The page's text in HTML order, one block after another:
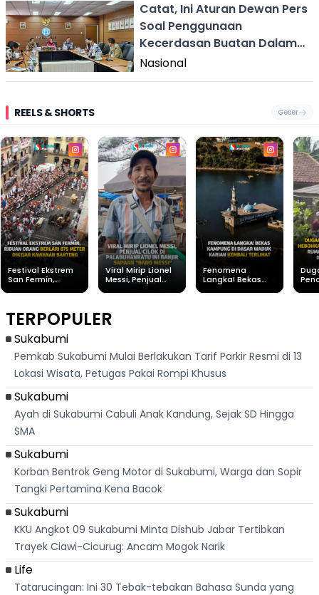
Catat, Ini Aturan Dewan Pers
Soal Penggunaan
Kecerdasan Buatan Dalam
Karya Jurnalistik
Nasional
REELS & SHORTS Geser
Festival Ekstrem
San Fermín,
Banteng
Viral Mirip Lionel
Messi, Penjual
"Bang Messi"
Fenomena
Langka! Bekas
TERPOPULER
Sukabumi
Pemkab Sukabumi Mulai Berlakukan Tarif Parkir Resmi di 13
Lokasi Wisata, Petugas Pakai Rompi Khusus
Sukabumi
Ayah di Sukabumi Cabuli Anak Kandung, Sejak SD Hingga
SMA
Sukabumi
Korban Bentrok Geng Motor di Sukabumi, Warga dan Sopir
Tangki Pertamina Kena Bacok
Sukabumi
KKU Angkot 09 Sukabumi Minta Dishub Jabar Tertibkan
Trayek Ciawi-Cicurug: Ancam Mogok Narik
Life
Tatarucingan: Ini 30 Tebak-tebakan Bahasa Sunda yang